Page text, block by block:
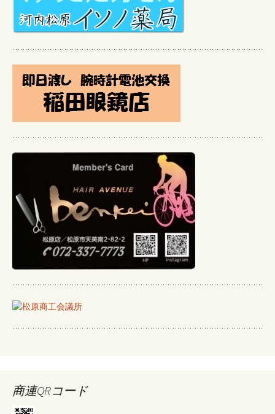
商連QRコード